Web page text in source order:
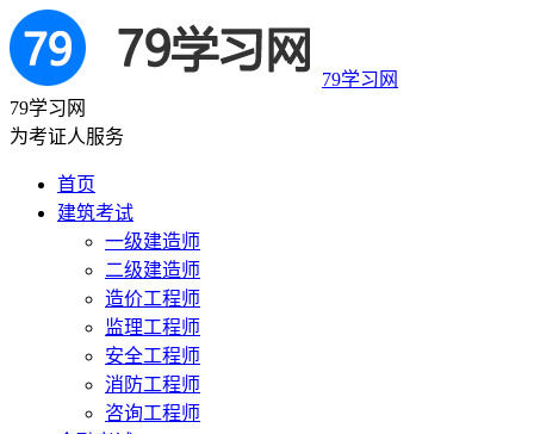
79学习网
79学习网
为考证人服务
首页
建筑考试
一级建造师
二级建造师
造价工程师
监理工程师
安全工程师
消防工程师
咨询工程师